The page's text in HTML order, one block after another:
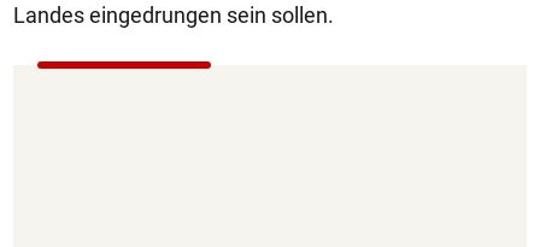
Landes eingedrungen sein sollen.